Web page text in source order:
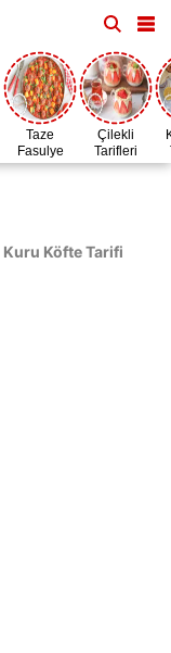
Taze
Fasulye
Zamanı
Çilekli
Tarifleri
Kuru Köfte Tarifi